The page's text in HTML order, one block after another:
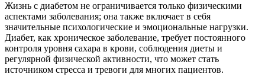
Жизнь с диабетом не ограничивается только физическими
аспектами заболевания; она также включает в себя
значительные психологические и эмоциональные нагрузки.
Диабет, как хроническое заболевание, требует постоянного
контроля уровня сахара в крови, соблюдения диеты и
регулярной физической активности, что может стать
источником стресса и тревоги для многих пациентов.